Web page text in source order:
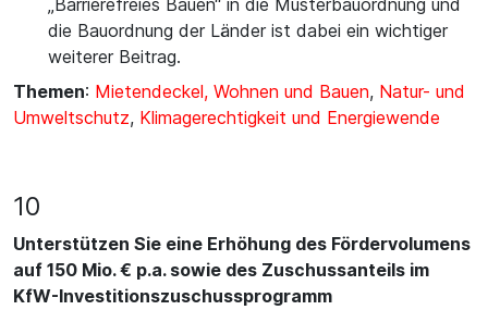
„Barrierefreies Bauen“ in die Musterbauordnung und
die Bauordnung der Länder ist dabei ein wichtiger
weiterer Beitrag.
Themen: Mietendeckel, Wohnen und Bauen, Natur- und
Umweltschutz, Klimagerechtigkeit und Energiewende
10
Unterstützen Sie eine Erhöhung des Fördervolumens
auf 150 Mio. € p.a. sowie des Zuschussanteils im
KfW-Investitionszuschussprogramm